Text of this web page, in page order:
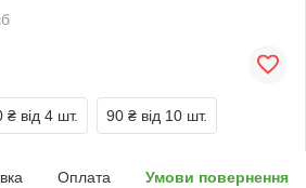
₴ від 4 шт. 90 ₴ від 10 шт.
Оплата Умови повернення